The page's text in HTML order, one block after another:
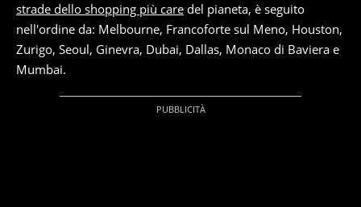
strade dello shopping più care del pianeta, è seguito
nell'ordine da: Melbourne, Francoforte sul Meno, Houston,
Zurigo, Seoul, Ginevra, Dubai, Dallas, Monaco di Baviera e
Mumbai.